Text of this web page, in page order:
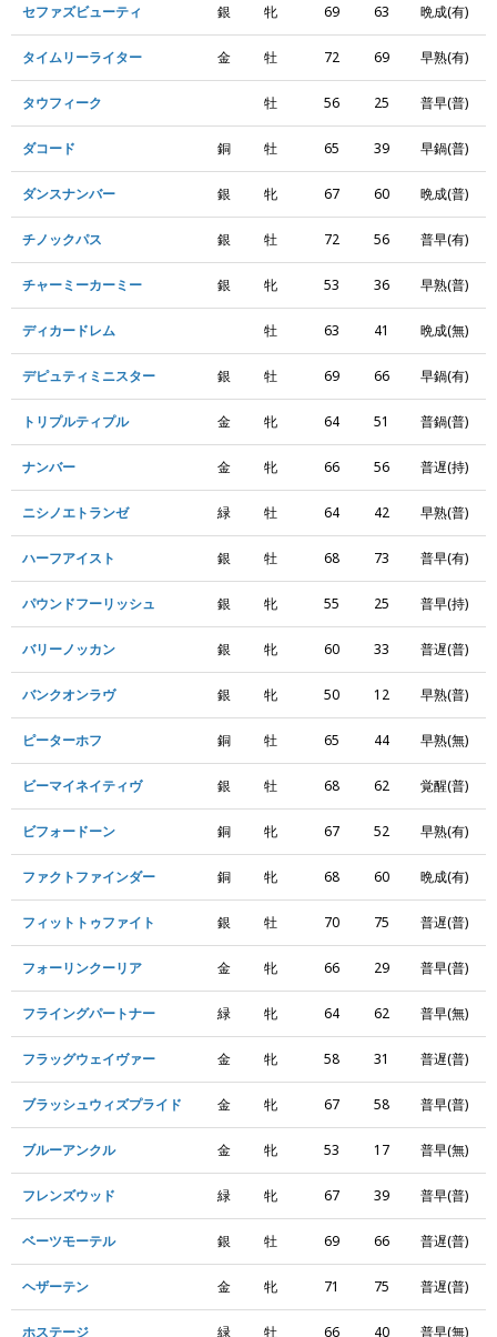
セファズビューティ 銀 牝 69 63 晩成(有)
タイムリーライター 金 牡 72 69 早熟(有)
タウフィーク 牡 56 25 普早(普)
ダコード 銅 牡 65 39 早鍋(普)
ダンスナンバー 銀 牝 67 60 晩成(普)
チノックパス 銀 牡 72 56 普早(有)
チャーミーカーミー 銀 牝 53 36 早熟(普)
ディカードレム 牡 63 41 晩成(無)
デピュティミニスター 銀 牡 69 66 早鍋(有)
トリプルティプル 金 牝 64 51 普鍋(普)
ナンバー 金 牝 66 56 普遅(持)
ニシノエトランゼ 緑 牡 64 42 早熟(普)
ハーフアイスト 銀 牡 68 73 普早(有)
パウンドフーリッシュ 銀 牝 55 25 普早(持)
バリーノッカン 銀 牝 60 33 普遅(普)
バンクオンラヴ 銀 牝 50 12 早熟(普)
ピーターホフ 銅 牡 65 44 早熟(無)
ビーマイネイティヴ 銀 牡 68 62 覚醒(普)
ビフォードーン 銅 牝 67 52 早熟(有)
ファクトファインダー 銅 牝 68 60 晩成(有)
フィットトゥファイト 銀 牡 70 75 普遅(普)
フォーリンクーリア 金 牝 66 29 普早(普)
フライングパートナー 緑 牝 64 62 普早(無)
フラッグウェイヴァー 金 牝 58 31 普遅(普)
ブラッシュウィズプライド 金 牝 67 58 普早(普)
ブルーアンクル 金 牝 53 17 普早(無)
フレンズウッド 緑 牝 67 39 普早(普)
ベーツモーテル 銀 牡 69 66 普遅(普)
ヘザーテン 金 牝 71 75 普遅(普)
ホステージ 緑 牡 66 40 普早(無)